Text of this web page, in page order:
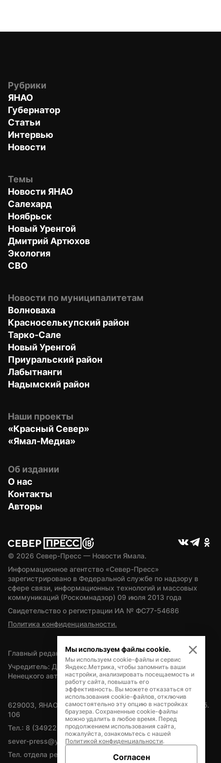
Рубрики
ЯНАО
Губернатор
Статьи
Интервью
Новости
Темы
Новости ЯНАО
Салехард
Ноябрьск
Новый Уренгой
Дмитрий Артюхов
Экология
СВО
Новости по муниципалитетам
Волноваха
Красноселькупский район
Тарко-Сале
Новый Уренгой
Приуральский район
Лабытнанги
Надымский район
Наши проекты
«Красный Север»
«Ямал-Медиа»
Об издании
О нас
Контакты
Авторы
© 2026 Север-Пресс — Новости Ямала.
Информационное агентство «Север-Пресс»
зарегистрировано в Федеральной службе по надзору в
сфере связи, информационных технологий и массовых
коммуникаций (Роскомнадзор) 09 июля 2013 года
Свидетельство о регистрации ИА № ФС77-54686
Политика конфиденциальности.
Главный редактор — А.Л. Поздеев
Учредитель: Департамент внутренней политики Ямало-
Ненецкого автономного округа
629003, ЯНАО, Салехард, мкр. Богдана Кнунянца, д.1, каб.
106
Тел.: 8 (34922) 71262
sever-press@yamal-media.ru
Тел. отдела рекламы: 8 (34922) 42728
Мы используем файлы cookie.
Мы используем cookie-файлы и сервис
Яндекс.Метрика, чтобы запомнить ваши
настройки, анализировать посещаемость и
работу сайта, повышать его
эффективность. Вы можете отказаться от
использования cookie-файлов, отключив
самостоятельно эту опцию в настройках
браузера. Сохраненные cookie-файлы
можно удалить в любое время. Перед
продолжением использования сайта,
пожалуйста, ознакомьтесь с нашей
Политикой конфиденциальности.
Согласен